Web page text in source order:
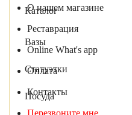
О нашем магазине
Реставрация
Online What's app
Оплата
Контакты
Перезвоните мне
Каталог
Вазы
Статуэтки
Посуда